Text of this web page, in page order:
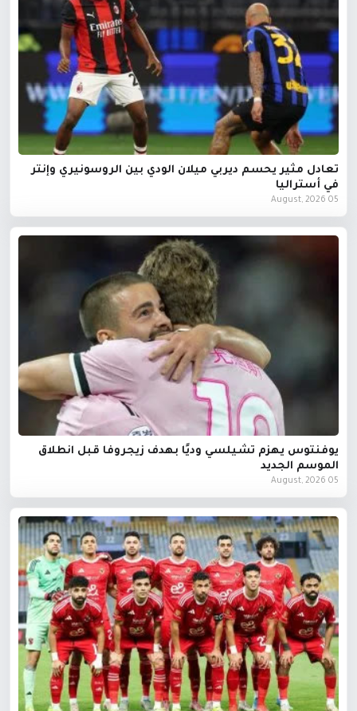
تعادل مثير يحسم ديربي ميلان الودي بين الروسونيري وإنتر
في أستراليا
05 August, 2026
يوفنتوس يهزم تشيلسي وديًا بهدف زيجروفا قبل انطلاق
الموسم الجديد
05 August, 2026